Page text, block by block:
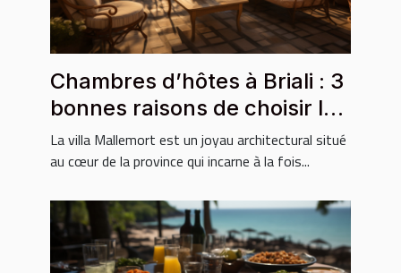
Chambres d’hôtes à Briali : 3
bonnes raisons de choisir la
villa Mallemort
La villa Mallemort est un joyau architectural situé
au cœur de la province qui incarne à la fois...